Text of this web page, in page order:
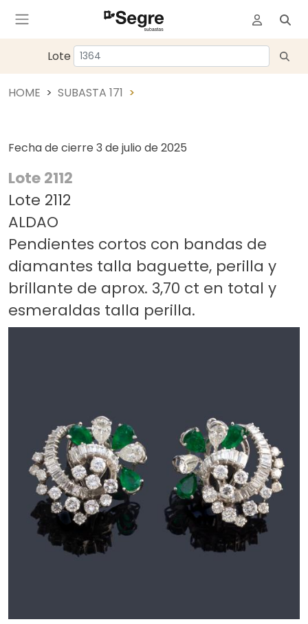
Lote
HOME SUBASTA 171
Fecha de cierre 3 de julio de 2025
Lote 2112
Lote 2112
ALDAO
Pendientes cortos con bandas de
diamantes talla baguette, perilla y
brillante de aprox. 3,70 ct en total y
esmeraldas talla perilla.